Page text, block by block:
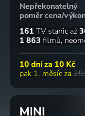
Nepřekonatelný
poměr cena/
161 TV stanic až
1 863 filmů
10 dní za 10 Kč
pak 1. měsíc za
MINI